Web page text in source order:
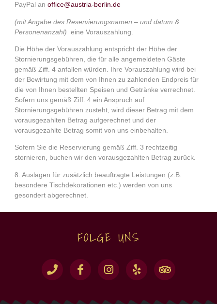
PayPal an office@austria-berlin.de
(mit Angabe des Reservierungsnamen – und datum &
Personenanzahl) eine Vorauszahlung.
Die Höhe der Vorauszahlung entspricht der Höhe der
Stornierungsgebühren, die für alle angemeldeten Gäste
gemäß Ziff. 4 anfallen würden. Ihre Vorauszahlung wird bei
der Bewirtung mit dem von Ihnen zu zahlenden Endpreis für
die von Ihnen bestellten Speisen und Getränke verrechnet.
Sofern uns gemäß Ziff. 4 ein Anspruch auf
Stornierungsgebühren zusteht, wird dieser Betrag mit dem
vorausgezahlten Betrag aufgerechnet und der
vorausgezahlte Betrag somit von uns einbehalten.
Sofern Sie die Reservierung gemäß Ziff. 3 rechtzeitig
stornieren, buchen wir den vorausgezahlten Betrag zurück.
8. Auslagen für zusätzlich beauftragte Leistungen (z.B.
besondere Tischdekorationen etc.) werden von uns
gesondert abgerechnet.
FOLGE UNS